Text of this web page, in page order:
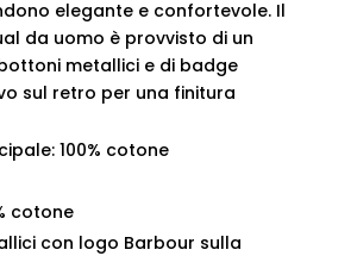
elegante e confortevole. Il
da uomo è provvisto di un
metallici e di badge
sul retro per una finitura
100% cotone
cotone
con logo Barbour sulla